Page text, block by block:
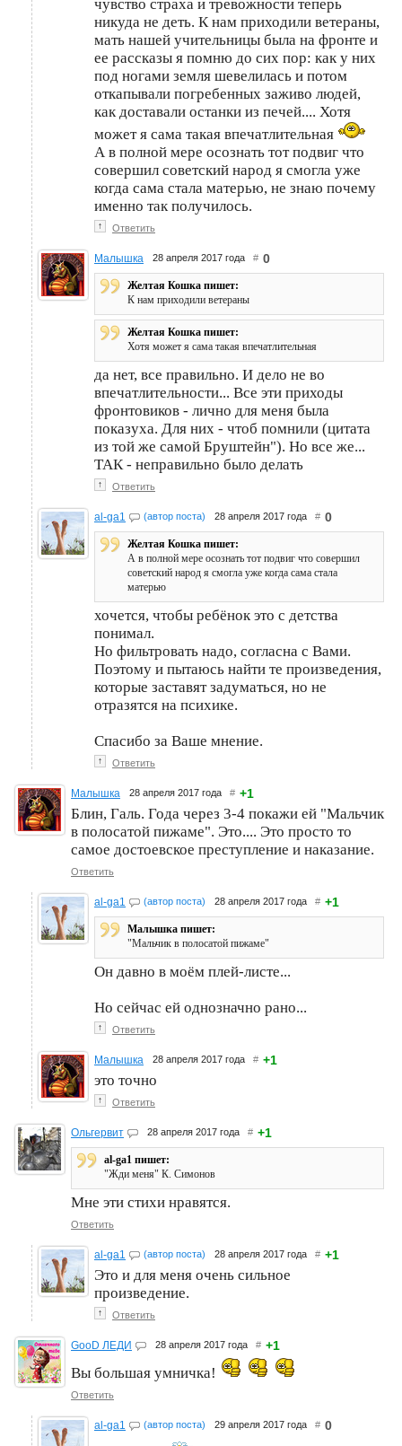
чувство страха и тревожности теперь
никуда не деть. К нам приходили ветераны,
мать нашей учительницы была на фронте и
ее рассказы я помню до сих пор: как у них
под ногами земля шевелилась и потом
откапывали погребенных заживо людей,
как доставали останки из печей.... Хотя
может я сама такая впечатлительная
А в полной мере осознать тот подвиг что
совершил советский народ я смогла уже
когда сама стала матерью, не знаю почему
именно так получилось.
↑ Ответить
Малышка 28 апреля 2017 года # 0
Желтая Кошка пишет:
К нам приходили ветераны
Желтая Кошка пишет:
Хотя может я сама такая впечатлительная
да нет, все правильно. И дело не во
впечатлительности... Все эти приходы
фронтовиков - лично для меня была
показуха. Для них - чтоб помнили (цитата
из той же самой Бруштейн"). Но все же...
ТАК - неправильно было делать
↑ Ответить
al-ga1 (автор поста) 28 апреля 2017 года # 0
Желтая Кошка пишет:
А в полной мере осознать тот подвиг что совершил
советский народ я смогла уже когда сама стала
матерью
хочется, чтобы ребёнок это с детства
понимал.
Но фильтровать надо, согласна с Вами.
Поэтому и пытаюсь найти те произведения,
которые заставят задуматься, но не
отразятся на психике.
Спасибо за Ваше мнение.
↑ Ответить
Малышка 28 апреля 2017 года # +1
Блин, Галь. Года через 3-4 покажи ей "Мальчик
в полосатой пижаме". Это.... Это просто то
самое достоевское преступление и наказание.
Ответить
al-ga1 (автор поста) 28 апреля 2017 года # +1
Малышка пишет:
"Мальчик в полосатой пижаме"
Он давно в моём плей-листе...
Но сейчас ей однозначно рано...
↑ Ответить
Малышка 28 апреля 2017 года # +1
это точно
↑ Ответить
Ольгервит 28 апреля 2017 года # +1
al-ga1 пишет:
"Жди меня" К. Симонов
Мне эти стихи нравятся.
Ответить
al-ga1 (автор поста) 28 апреля 2017 года # +1
Это и для меня очень сильное
произведение.
↑ Ответить
GooD ЛЕДИ 28 апреля 2017 года # +1
Вы большая умничка!
Ответить
al-ga1 (автор поста) 29 апреля 2017 года # 0